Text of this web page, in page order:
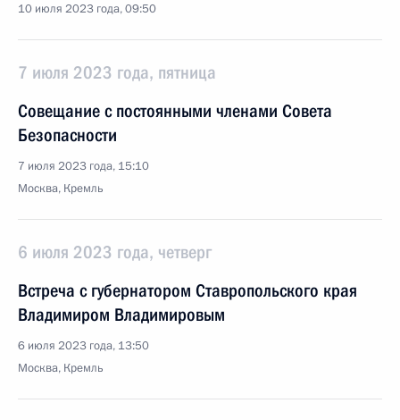
10 июля 2023 года, 09:50
7 июля 2023 года, пятница
Совещание с постоянными членами Совета
Безопасности
7 июля 2023 года, 15:10
Москва, Кремль
6 июля 2023 года, четверг
Встреча с губернатором Ставропольского края
Владимиром Владимировым
6 июля 2023 года, 13:50
Москва, Кремль